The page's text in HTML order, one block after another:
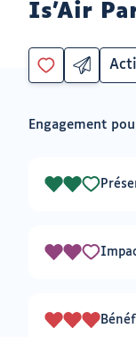
Is'Air
Vous
connecté
à
par
vers
Engagement
2
2
3